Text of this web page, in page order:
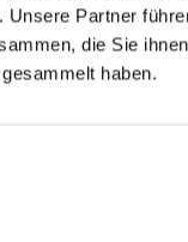
Unsere Partner
die Sie
haben.